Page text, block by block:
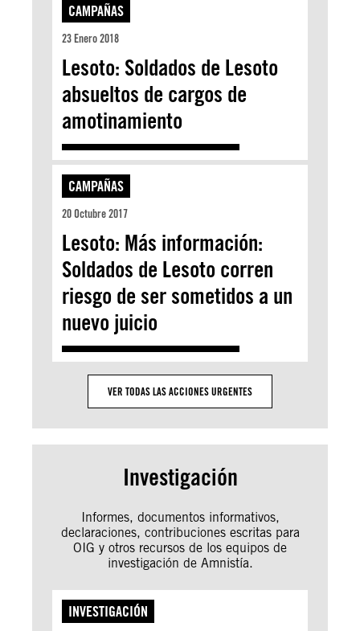
CAMPAÑAS
23 Enero 2018
Lesoto: Soldados de Lesoto
absueltos de cargos de
amotinamiento
CAMPAÑAS
20 Octubre 2017
Lesoto: Más información:
Soldados de Lesoto corren
riesgo de ser sometidos a un
nuevo juicio
VER TODAS LAS ACCIONES URGENTES
Investigación
Informes, documentos informativos,
declaraciones, contribuciones escritas para
OIG y otros recursos de los equipos de
investigación de Amnistía.
INVESTIGACIÓN